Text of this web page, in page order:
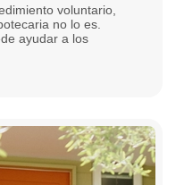
voluntario,
no lo es.
ayudar a los